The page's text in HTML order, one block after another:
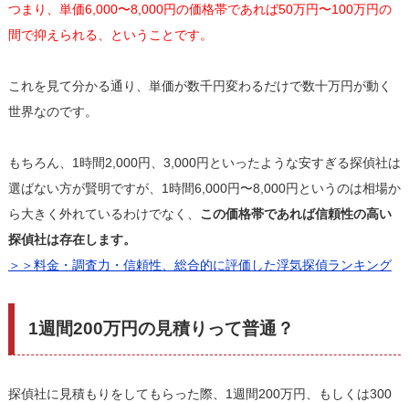
つまり、単価6,000〜8,000円の価格帯であれば50万円〜100万円の
間で抑えられる、ということです。
これを見て分かる通り、単価が数千円変わるだけで数十万円が動く
世界なのです。
もちろん、1時間2,000円、3,000円といったような安すぎる探偵社は
選ばない方が賢明ですが、1時間6,000円〜8,000円というのは相場か
ら大きく外れているわけでなく、 この価格帯であれば信頼性の高い
探偵社は存在します。
＞＞料金・調査力・信頼性、総合的に評価した浮気探偵ランキング
1週間200万円の見積りって普通？
探偵社に見積もりをしてもらった際、1週間200万円、もしくは300